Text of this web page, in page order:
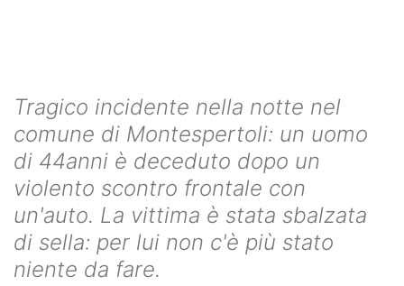
Tragico incidente nella notte nel
comune di Montespertoli: un uomo
di 44anni è deceduto dopo un
violento scontro frontale con
un'auto. La vittima è stata sbalzata
di sella: per lui non c'è più stato
niente da fare.